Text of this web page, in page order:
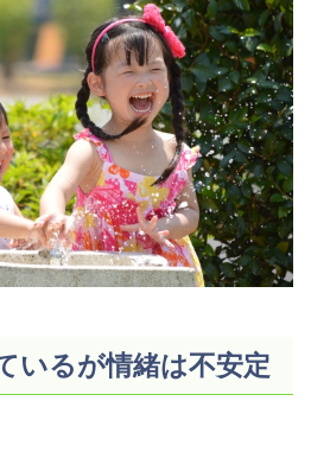
いるが情緒は不安定